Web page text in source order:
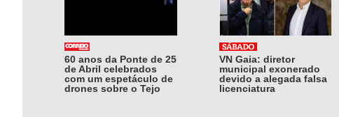
60 anos da Ponte de 25
de Abril celebrados
com um espetáculo de
drones sobre o Tejo
VN Gaia: diretor
municipal exonerado
devido a alegada falsa
licenciatura